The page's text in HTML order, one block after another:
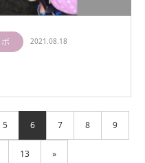
2021.08.18
5 6 7 8 9
13 »